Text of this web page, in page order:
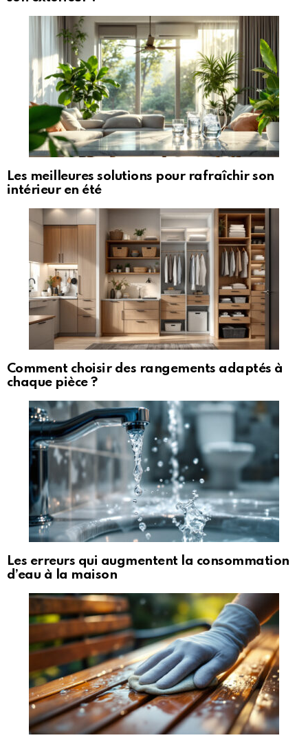
Les meilleures solutions pour rafraîchir son
intérieur en été
Comment choisir des rangements adaptés à
chaque pièce ?
Les erreurs qui augmentent la consommation
d’eau à la maison